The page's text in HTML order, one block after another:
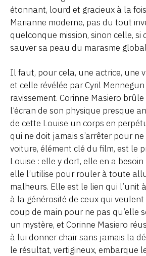
étonnant, lourd et gracieux à la
Marianne moderne, pas du tout
quelconque mission, sinon celle, si
sauver sa peau du marasme
Il faut, pour cela, une actrice, une
et celle révélée par Cyril
ravissement. Corinne Masiero
l’écran de son physique presque
de cette Louise un corps en
qui ne doit jamais s’arrêter pour
voiture, élément clé du film, est le
Louise : elle y dort, elle en a
elle l’utilise pour rouler à toute
malheurs. Elle est le lien qui l’unit
à la générosité de ceux qui
coup de main pour ne pas qu’elle
un mystère, et Corinne Masiero
à lui donner chair sans jamais la
le résultat, vertigineux, embarque